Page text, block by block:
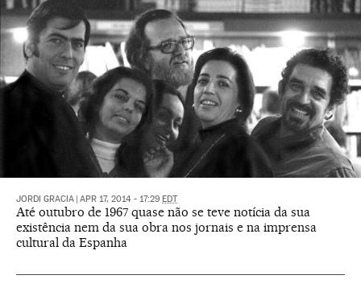
JORDI GRACIA APR 17, 2014 - 17:29 EDT
Até outubro de 1967 quase não se teve notícia da sua
existência nem da sua obra nos jornais e na imprensa
cultural da Espanha